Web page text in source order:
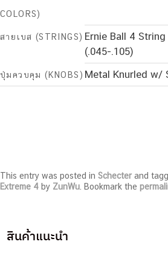
COLORS)
สายเบส (STRINGS) Ernie Ball 4
(.045-.105)
ปุ่มควบคุม (KNOBS) Metal Knurled w/
This entry was posted in Schecter and
Extreme 4 by ZunWu. Bookmark the
สินค้าแนะนำ